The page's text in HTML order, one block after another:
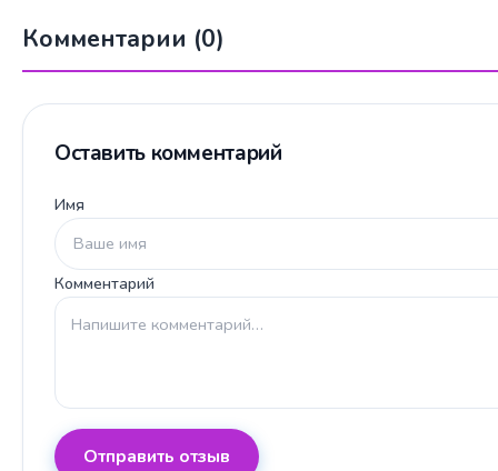
Комментарии (0)
Оставить комментарий
Имя
Комментарий
Отправить отзыв